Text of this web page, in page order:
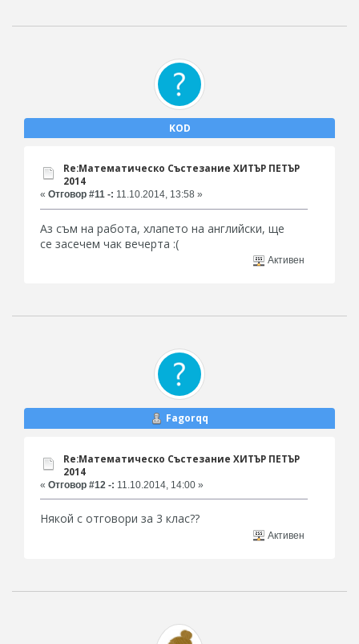
KOD
Re:Математическо Състезание ХИТЪР ПЕТЪР
2014
« Отговор #11 -: 11.10.2014, 13:58 »
Аз съм на работа, хлапето на английски, ще
се засечем чак вечерта :(
Активен
Fagorqq
Re:Математическо Състезание ХИТЪР ПЕТЪР
2014
« Отговор #12 -: 11.10.2014, 14:00 »
Някой с отговори за 3 клас??
Активен